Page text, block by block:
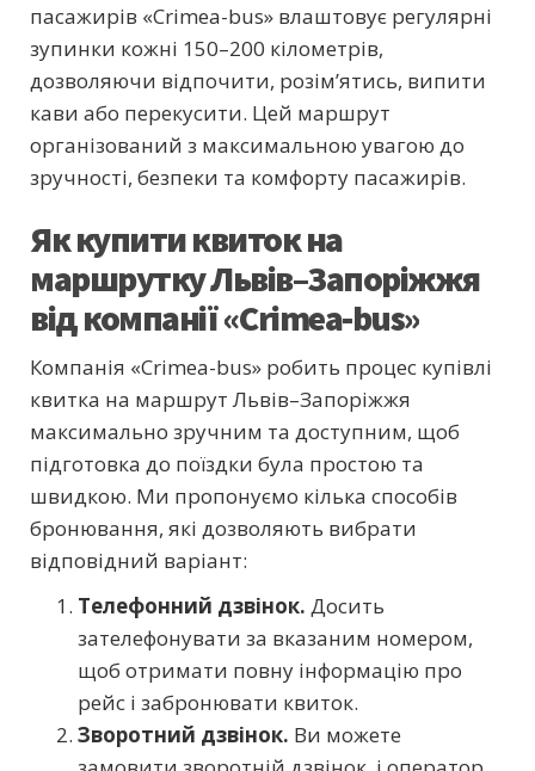
пасажирів «Crimea-bus» влаштовує регулярні
зупинки кожні 150–200 кілометрів,
дозволяючи відпочити, розім’ятись, випити
кави або перекусити. Цей маршрут
організований з максимальною увагою до
зручності, безпеки та комфорту пасажирів.
Як купити квиток на
маршрутку Львів–Запоріжжя
від компанії «Crimea-bus»
Компанія «Crimea-bus» робить процес купівлі
квитка на маршрут Львів–Запоріжжя
максимально зручним та доступним, щоб
підготовка до поїздки була простою та
швидкою. Ми пропонуємо кілька способів
бронювання, які дозволяють вибрати
відповідний варіант:
Телефонний дзвінок. Досить
зателефонувати за вказаним номером,
щоб отримати повну інформацію про
рейс і забронювати квиток.
Зворотний дзвінок. Ви можете